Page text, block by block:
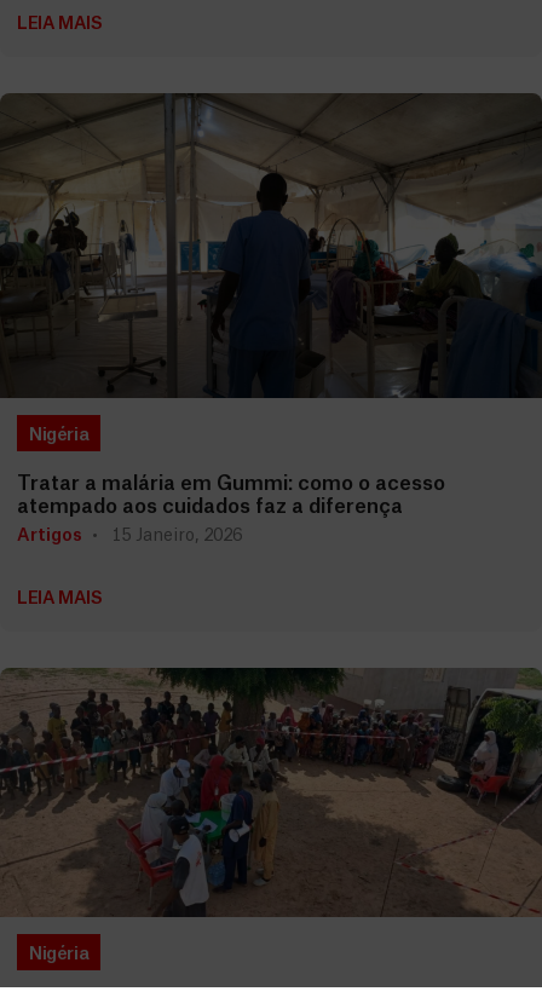
LEIA MAIS
Nigéria
Tratar a malária em Gummi: como o acesso
atempado aos cuidados faz a diferença
Artigos 15 Janeiro, 2026
LEIA MAIS
Nigéria